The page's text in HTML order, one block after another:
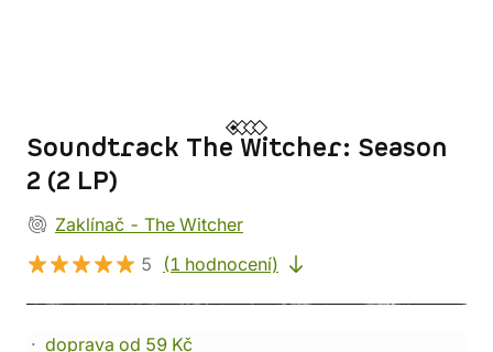
Soundtrack The Witcher: Season
2 (2 LP)
Zaklínač - The Witcher
5
(1 hodnocení)
doprava od 59 Kč